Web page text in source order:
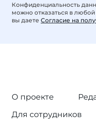
Конфиденциальность
можно отказаться в
вы даете Согласие на
О проекте
Для сотрудников